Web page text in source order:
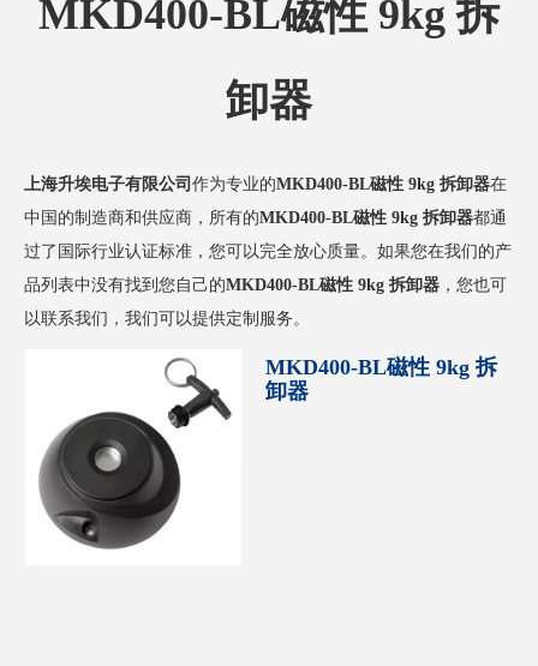
MKD400-BL磁性 9kg 拆
卸器
上海升埃电子有限公司 作为专业的MKD400-BL磁性 9kg 拆卸器在
中国的制造商和供应商，所有的MKD400-BL磁性 9kg 拆卸器都通
过了国际行业认证标准，您可以完全放心质量。如果您在我们的产
品列表中没有找到您自己的MKD400-BL磁性 9kg 拆卸器 ，您也可
以联系我们，我们可以提供定制服务。
MKD400-BL磁性 9kg 拆
卸器